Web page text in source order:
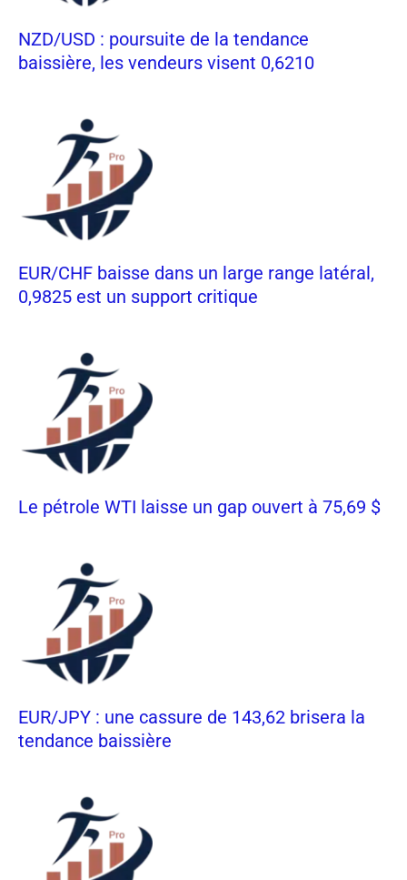
NZD/USD : poursuite de la tendance
baissière, les vendeurs visent 0,6210
EUR/CHF baisse dans un large range latéral,
0,9825 est un support critique
Le pétrole WTI laisse un gap ouvert à 75,69 $
EUR/JPY : une cassure de 143,62 brisera la
tendance baissière